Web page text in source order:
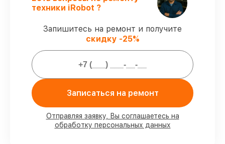
Точное соблюдение сроков
–
гарантируем завершение работ без
задержек.
Гарантийное обслуживание
обслуживаем роботов-пылесосов всегда
со строгим соблюдением гарантийных
обязательств.
Мы гарантируем:
80%работ в вашем присутствии
техники iRobot ?
Запишитесь на ремонт и получите
скидку -25%
Записаться на ремонт
Отправляя заявку, Вы соглашаетесь на
обработку персональных данных